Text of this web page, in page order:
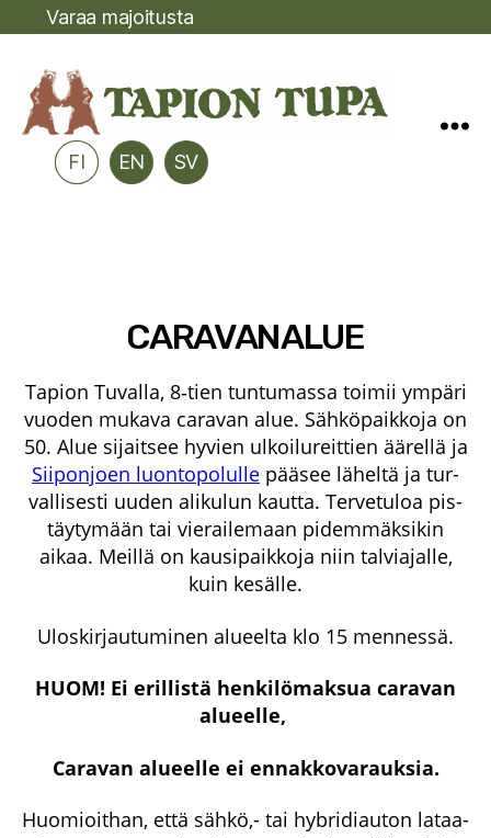
Varaa majoitusta
FI EN SV
CARAVANALUE
Tapion Tuval­la, 8‑tien tun­tu­mas­sa toi­mii ympä­ri
vuo­den muka­va cara­van alue. Säh­kö­paik­ko­ja on
50. Alue sijait­see hyvien ulkoi­lu­reit­tien äärel­lä ja
Sii­pon­joen luon­to­po­lul­le pää­see lähel­tä ja tur­
val­li­ses­ti uuden ali­ku­lun kaut­ta. Ter­ve­tu­loa pis­
täy­ty­mään tai vie­rai­le­maan pidem­mäk­si­kin
aikaa. Meil­lä on kausi­paik­ko­ja niin tal­via­jal­le,
kuin kesälle.
Ulos­kir­jau­tu­mi­nen alu­eel­ta klo 15 mennessä.
HUOM! Ei eril­lis­tä hen­ki­lö­mak­sua cara­van
alueelle,
Cara­van alu­eel­le ei ennakkovarauksia.
Huo­mioit­han, että säh­kö,- tai hybri­di­au­ton lataa­